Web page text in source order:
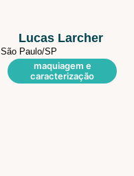
Lucas Larcher
São Paulo/SP
maquiagem e
caracterização